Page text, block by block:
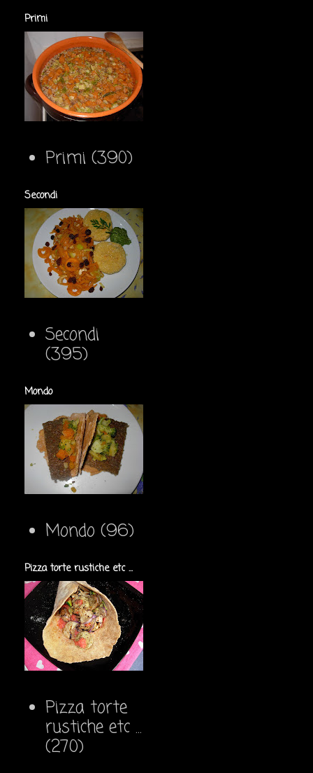
Primi
Primi (390)
Secondi
Secondi
(395)
Mondo
Mondo (96)
Pizza torte rustiche etc ...
Pizza torte
rustiche etc ...
(270)